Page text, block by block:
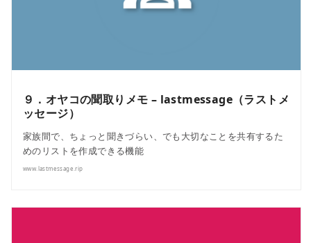
９．オヤコの聞取りメモ – lastmessage（ラストメ
ッセージ）
家族間で、ちょっと聞きづらい、でも大切なことを共有するた
めのリストを作成できる機能
www.lastmessage.rip